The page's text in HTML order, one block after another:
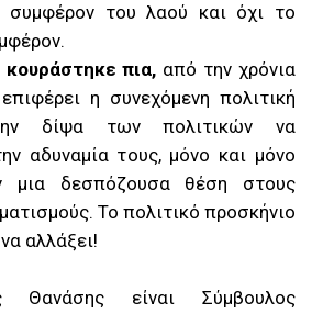
συμφέρον του λαού και όχι το
πια, από την χρόνια
η συνεχόμενη πολιτική
δίψα των πολιτικών να
αδυναμία τους, μόνο και μόνο
μια δεσπόζουσα θέση στους
Το πολιτικό προσκήνιο
αλλάξει!
είναι Σύμβουλος